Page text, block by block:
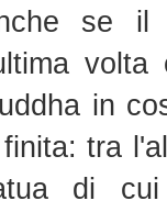
se il
volta
in
tra
di